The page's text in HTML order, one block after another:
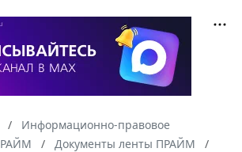
Информационно-правовое
Документы ленты ПРАЙМ